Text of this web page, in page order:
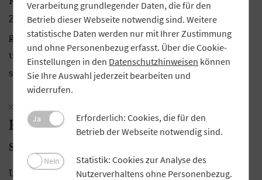
Zeitschrift Finanztest mit dem Qualitätsurteil „Sehr
gut“ bewertet. Der Vorteil: Solche Zahlungen sind
unter bestimmten Voraussetzungen als Spende
steuerlich begünstigt.
Klimaschutzorganisaton muss
steuerbegünstigt sein
Um die Spende für den CO2-Ausgleich als
Verarbeitung grundlegender Daten, die für den
Betrieb dieser Webseite notwendig sind. Weitere
statistische Daten werden nur mit Ihrer Zustimmung
und ohne Personenbezug erfasst. Über die Cookie-
Einstellungen in den Datenschutzhinweisen können
Sie Ihre Auswahl jederzeit bearbeiten und
widerrufen.
Ja
Erforderlich: Cookies, die für den
Betrieb der Webseite notwendig sind.
Nein
Statistik: Cookies zur Analyse des
Nutzerverhaltens ohne Personenbezug.